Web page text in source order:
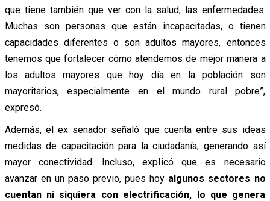
que tiene también que ver con la salud, las enfermedades.
Muchas son personas que están incapacitadas, o tienen
capacidades diferentes o son adultos mayores, entonces
tenemos que fortalecer cómo atendemos de mejor manera a
los adultos mayores que hoy día en la población son
mayoritarios, especialmente en el mundo rural pobre”,
expresó.
Además, el ex senador señaló que cuenta entre sus ideas
medidas de capacitación para la ciudadanía, generando así
mayor conectividad. Incluso, explicó que es necesario
avanzar en un paso previo, pues hoy algunos sectores no
cuentan ni siquiera con electrificación, lo que genera